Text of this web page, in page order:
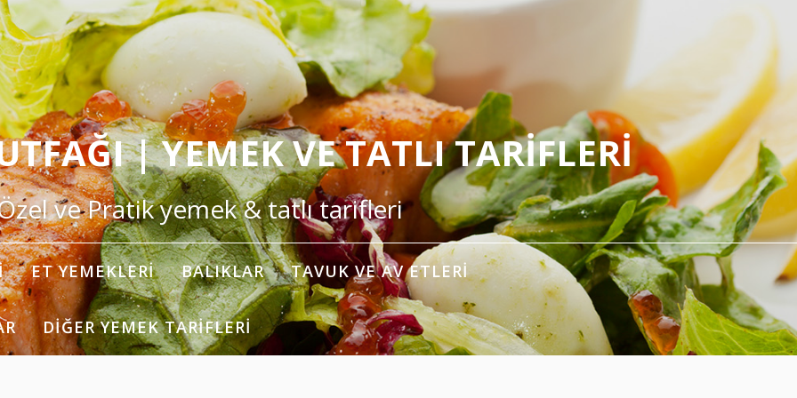
| YEMEK VE TATLI TARIFLERI
ve Pratik yemek & tatlı tarifleri
ET YEMEKLERI BALIKLAR TAVUK VE AV ETLERI
DIĞER YEMEK TARIFLERI